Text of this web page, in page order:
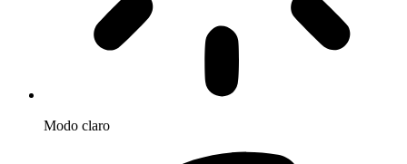
Modo claro